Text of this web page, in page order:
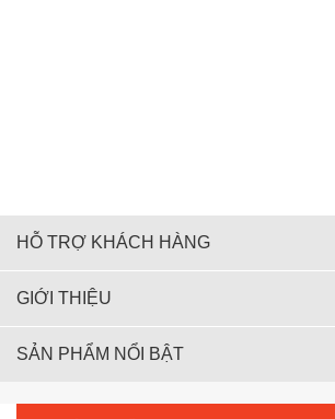
HỖ TRỢ KHÁCH HÀNG
GIỚI THIỆU
SẢN PHẨM NỔI BẬT